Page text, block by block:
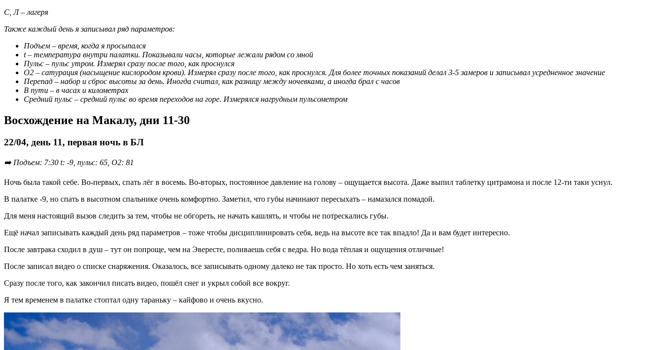
С, Л – лагеря
Также каждый день я записывал ряд параметров:
Подъем – время, когда я просыпался
t – температура внутри палатки. Показывали часы, которые лежали рядом со мной
Пульс – пульс утром. Измерял сразу после того, как проснулся
О2 – сатурация (насыщение кислородом крови). Измерял сразу после того, как проснулся. Для более точных показаний делал 3-5 замеров и записывал усредненное значение
Перепад – набор и сброс высоты за день. Иногда считал, как разницу между ночевками, а иногда брал с часов
В пути – в часах и километрах
Средний пульс – средний пульс во время переходов на горе. Измерялся нагрудным пульсометром
Восхождение на Макалу, дни 11-30
22/04, день 11, первая ночь в БЛ
➡️ Подъем: 7:30 t: -9, пульс: 65, О2: 81
Ночь была такой себе. Во-первых, спать лёг в восемь. Во-вторых, постоянное давление на голову – ощущается высота. Даже выпил таблетку цитрамона и после 12-ти таки уснул.
В палатке -9, но спать в высотном спальнике очень комфортно. Заметил, что губы начинают пересыхать – намазался помадой.
Для меня настоящий вызов следить за тем, чтобы не обгореть, не начать кашлять, и чтобы не потрескались губы.
Ещё начал записывать каждый день ряд параметров – тоже чтобы дисциплинировать себя, ведь на высоте все так впадло! Да и вам будет интересно.
После завтрака сходил в душ – тут он попроще, чем на Эвересте, поливаешь себя с ведра. Но вода тёплая и ощущения отличные!
После записал видео о списке снаряжения. Оказалось, все записывать одному далеко не так просто. Но хоть есть чем заняться.
Сразу после того, как закончил писать видео, пошёл снег и укрыл собой все вокруг.
Я тем временем в палатке стоптал одну тараньку – кайфово и очень вкусно.